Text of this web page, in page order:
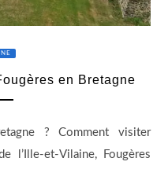
en Bretagne
? Comment visiter
l’Ille-et-Vilaine, Fougères